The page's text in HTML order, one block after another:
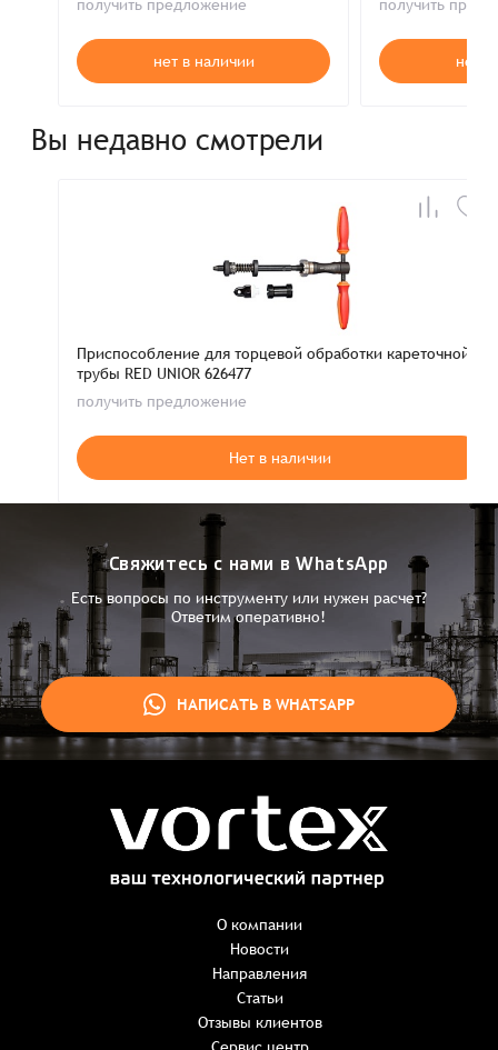
Заказать презентацию
Заказ успешно оформлен
Спасибо, что выбрали нас! Менеджер свяжется с Вами в
получить предложение
нет в наличии
получить
нет в
Вы недавно смотрели
Приспособление для торцевой обработки кареточной
трубы RED UNIOR 626477
получить предложение
Нет в наличии
Свяжитесь с нами в WhatsApp
Есть вопросы по инструменту или нужен расчет?
Ответим оперативно!
НАПИСАТЬ В WHATSAPP
О компании
Новости
Направления
Статьи
Отзывы клиентов